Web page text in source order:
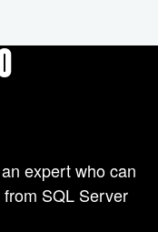
expert who can
SQL Server